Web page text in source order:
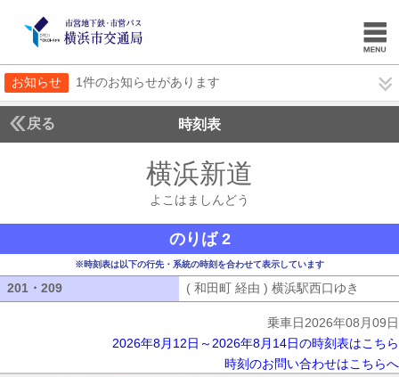
お知らせ 1件のお知らせがあります
戻る 時刻表
横浜新道
よこはましんどう
のりば 2
※時刻表は以下の行先・系統の時刻を合わせて表示しています
201・209 ( 和田町 経由 ) 横浜駅西口ゆき
乗車日2026年08月09日
2026年8月12日～2026年8月14日の時刻表はこちら
時刻のお問い合わせはこちらへ